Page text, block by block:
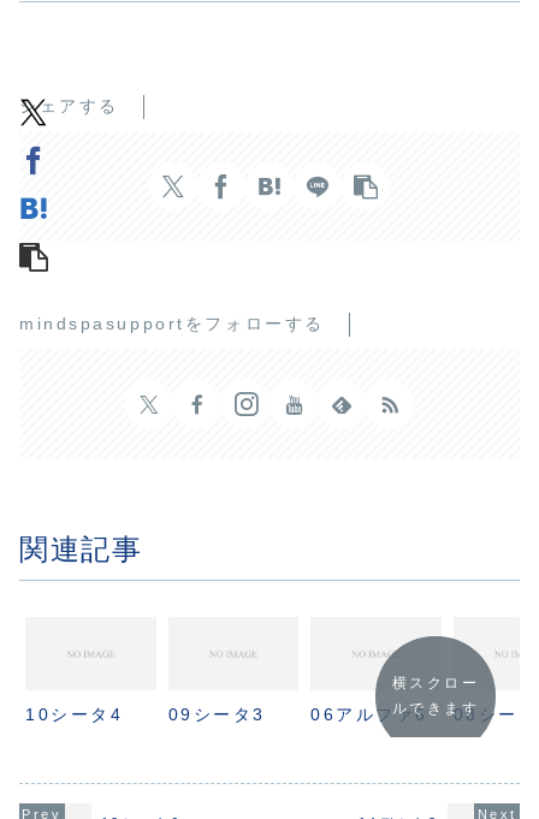
シェアする
mindspasupportをフォローする
関連記事
10シータ4 09シータ3 06アルファ6 08シー
横スクロー
ルできます